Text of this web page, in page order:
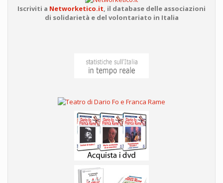
Iscriviti a Networketico.it, il database delle associazioni
di solidarietà e del volontariato in Italia